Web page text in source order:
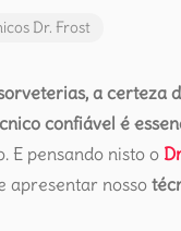
Dr. Frost
a certeza
confiável é
E pensando nisto o
apresentar nosso